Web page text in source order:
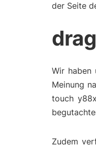
der Seite
Wir haben
Meinung
touch
Zudem